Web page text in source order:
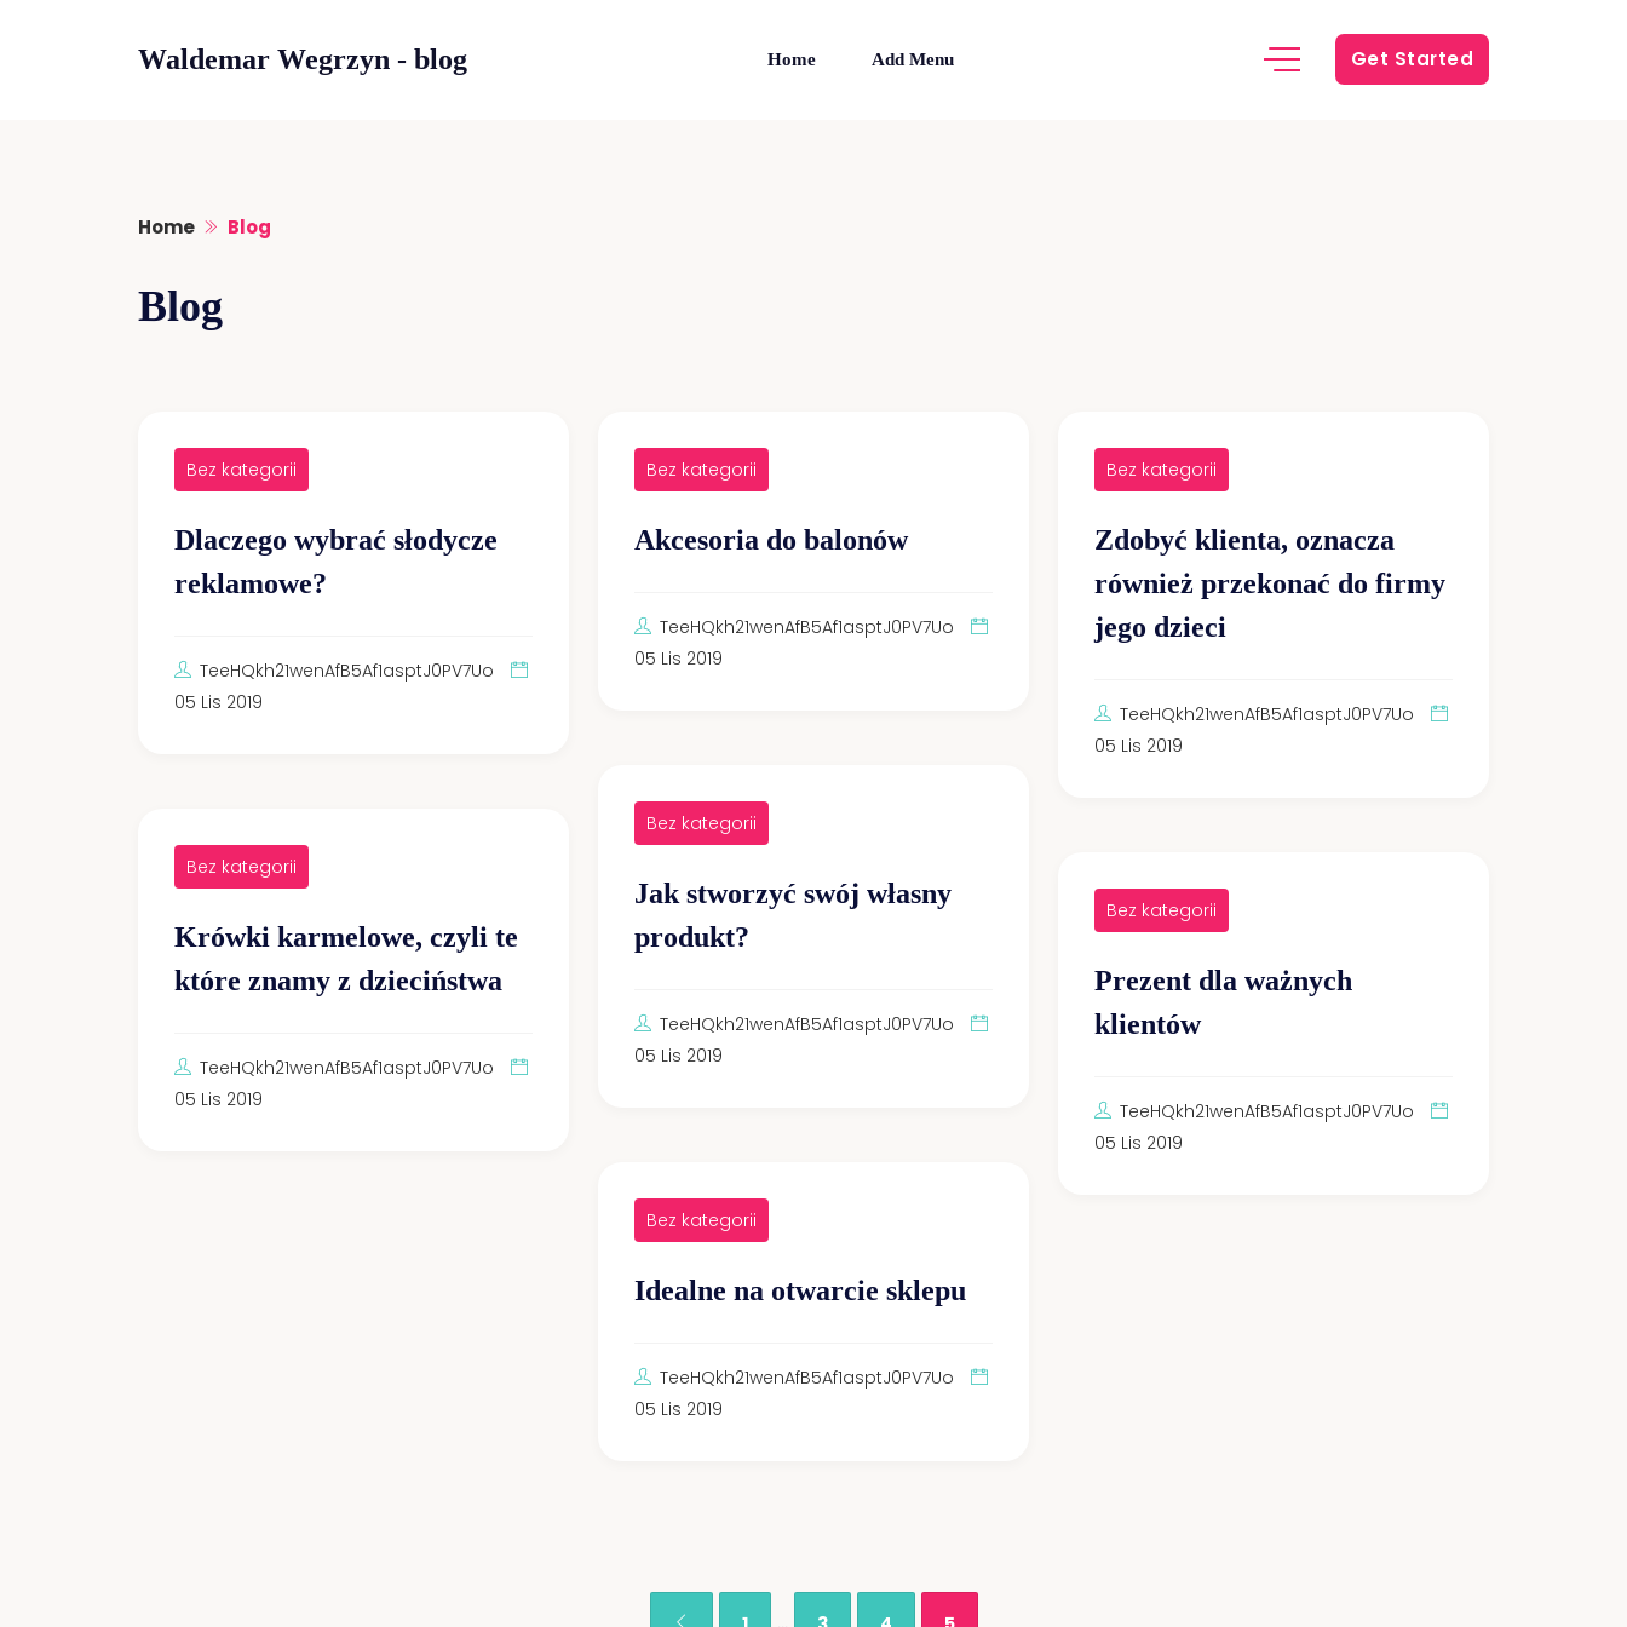
Waldemar Wegrzyn - blog Home Add Menu Get Started
Home Blog
Blog
Bez kategorii
Dlaczego wybrać słodycze
reklamowe?
TeeHQkh21wenAfB5Af1asptJ0PV7Uo
05 Lis 2019
Bez kategorii
Akcesoria do balonów
TeeHQkh21wenAfB5Af1asptJ0PV7Uo
05 Lis 2019
Bez kategorii
Zdobyć klienta, oznacza
również przekonać do firmy
jego dzieci
TeeHQkh21wenAfB5Af1asptJ0PV7Uo
05 Lis 2019
Bez kategorii
Jak stworzyć swój własny
produkt?
TeeHQkh21wenAfB5Af1asptJ0PV7Uo
05 Lis 2019
Bez kategorii
Krówki karmelowe, czyli te
które znamy z dzieciństwa
TeeHQkh21wenAfB5Af1asptJ0PV7Uo
05 Lis 2019
Bez kategorii
Prezent dla ważnych
klientów
TeeHQkh21wenAfB5Af1asptJ0PV7Uo
05 Lis 2019
Bez kategorii
Idealne na otwarcie sklepu
TeeHQkh21wenAfB5Af1asptJ0PV7Uo
05 Lis 2019